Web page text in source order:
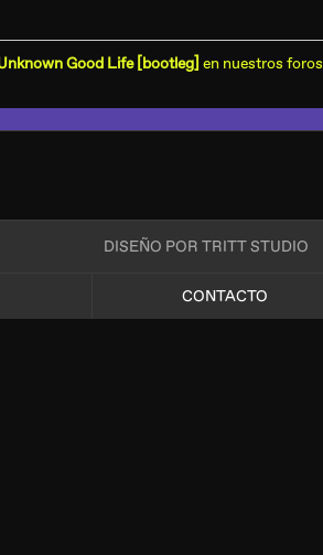
Good Life [bootleg] en nuestros foros
DISEÑO POR TRITT STUDIO
CONTACTO